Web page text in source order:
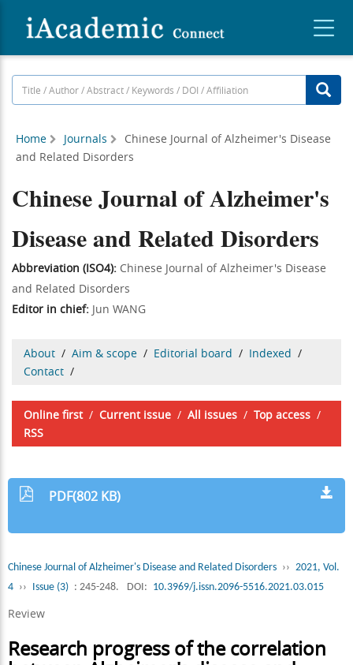
Home Journals
Chinese Journal of Alzheimer's Disease
and Related Disorders
Chinese Journal of Alzheimer's
Disease and Related Disorders
Abbreviation (ISO4): Chinese Journal of Alzheimer's Disease
and Related Disorders
Editor in chief: Jun WANG
About / Aim & scope / Editorial board / Indexed /
Contact /
Online first/ Current issue / All issues / Top access /
RSS
PDF(802 KB)
Chinese Journal of Alzheimer's Disease and Related Disorders ›› 2021, Vol.
4 ›› Issue (3) : 245-248. DOI: 10.3969/j.issn.2096-5516.2021.03.015
Review
Research progress of the correlation